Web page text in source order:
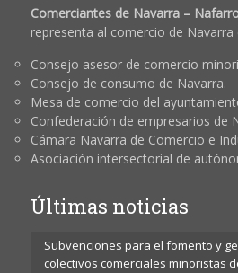
Comerciantes de Navarra –
representa al comercio de
Consejo asesor de comercio
Consejo de consumo de Navarra.
Mesa de comercio del
Confederación de empresarios de
Cámara Navarra de Comercio e
Asociación intersectorial de
Últimas noticias
Subvenciones para el fomento y
colectivos comerciales minoristas